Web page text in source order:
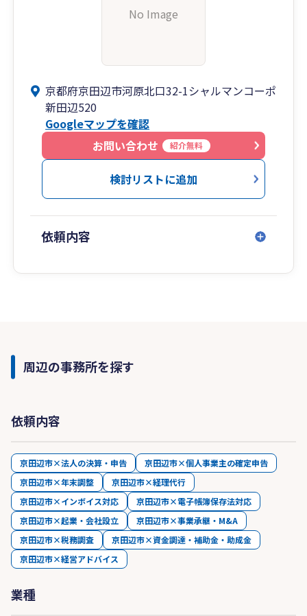
No Image
京都府京田辺市河原北口32-1シャルマンコーポ
新田辺520
Googleマップを確認
お問い合わせ
紹介無料
検討リストに追加
依頼内容
周辺の事務所を探す
依頼内容
京田辺市×法人の決算・申告
京田辺市×個人事業主の確定申告
京田辺市×年末調整
京田辺市×経理代行
京田辺市×インボイス対応
京田辺市×電子帳簿保存法対応
京田辺市×起業・会社設立
京田辺市×事業承継・M&A
京田辺市×税務調査
京田辺市×資金調達・補助金・助成金
京田辺市×経営アドバイス
業種